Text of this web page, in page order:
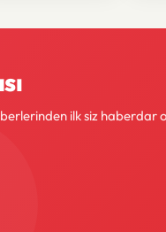
ilk siz haberdar